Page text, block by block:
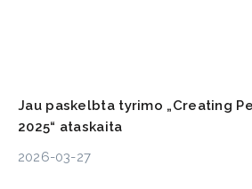
Jau paskelbta tyrimo „Creating
2025“ ataskaita
2026-03-27